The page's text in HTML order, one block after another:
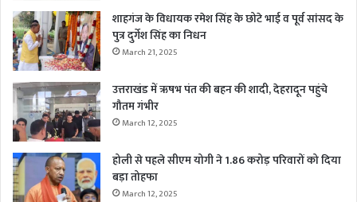
शाहगंज के विधायक रमेश सिंह के छोटे भाई व पूर्व सांसद के
पुत्र दुर्गेश सिंह का निधन
March 21, 2025
उत्तराखंड में ऋषभ पंत की बहन की शादी, देहरादून पहुंचे
गौतम गंभीर
March 12, 2025
होली से पहले सीएम योगी ने 1.86 करोड़ परिवारों को दिया
बड़ा तोहफा
March 12, 2025